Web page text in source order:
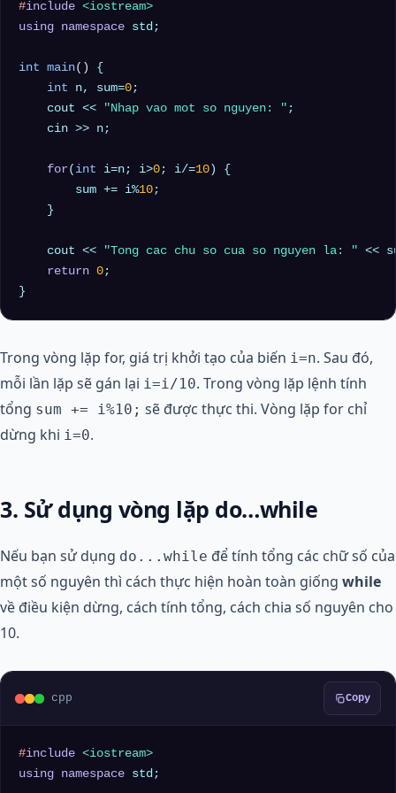
#include <iostream>
using namespace std;
int main()
{
int n, sum=0;
    cout <<
"Nhap vao mot so nguyen: " ;
    cin >> n;
for( int i=n; i>0; i/=10 ) {
        sum += i%
10;
    }
    cout <<
"Tong cac chu so cua so nguyen la: " <<
return 0;
Trong vòng lặp for, giá trị khởi tạo của biến i=n. Sau đó,
mỗi lần lặp sẽ gán lại i=i/10. Trong vòng lặp lệnh tính
tổng sum += i%10; sẽ được thực thi. Vòng lặp for chỉ
dừng khi i=0.
3. Sử dụng vòng lặp do…while
Nếu bạn sử dụng do...while để tính tổng các chữ số của
một số nguyên thì cách thực hiện hoàn toàn giống while
về điều kiện dừng, cách tính tổng, cách chia số nguyên cho
10.
cpp Copy
#include <iostream>
using namespace std;